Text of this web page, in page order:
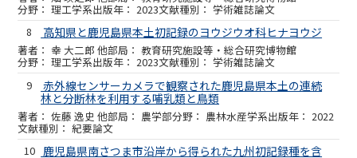
理工学系 2023
学術雑誌論文
8
高知県と鹿児島県本土初記録のヨウジウオ科ヒナヨウジ
幸 大二郎 他 教育研究施設等・総合研究博物館
理工学系 2023
学術雑誌論文
9
赤外線センサーカメラで観察された鹿児島県本土の連続
林と分断林を利用する哺乳類と鳥類
佐藤 逸史 他 農学部 農林水産学系 2022
紀要論文
10 鹿児島県南さつま市沿岸から得られた九州初記録種を含